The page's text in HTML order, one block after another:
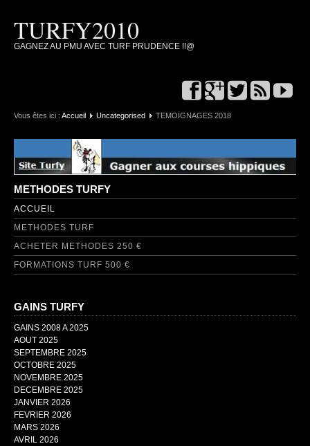
TURFY2010
GAGNEZ AU PMU AVEC TURF PRUDENCE !!@
Vous êtes ici : Accueil Uncategorised TEMOIGNAGES 2018
METHODES TURFY
ACCUEIL
METHODES TURF
ACHETER METHODES 250 €
FORMATIONS TURF 500 €
GAINS TURFY
GAINS 2008 A 2025
AOUT 2025
SEPTEMBRE 2025
OCTOBRE 2025
NOVEMBRE 2025
DECEMBRE 2025
JANVIER 2026
FEVRIER 2026
MARS 2026
AVRIL 2026